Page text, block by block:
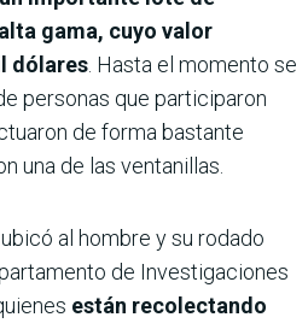
gama, cuyo valor
dólares . Hasta el momento se
personas que participaron
de forma bastante
una de las ventanillas.
al hombre y su rodado
de Investigaciones
están recolectando